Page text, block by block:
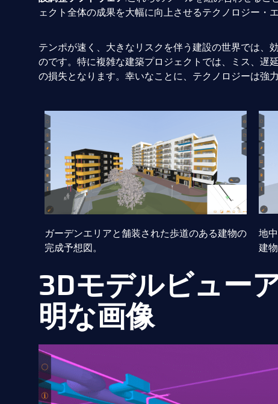
ェクト全体の成果を大幅に向上させるテクノロジー・
テンポが速く、大きなリスクを伴う建設の世界では、
のです。特に複雑な建築プロジェクトでは、ミス、遅
の損失となります。幸いなことに、テクノロジーは強
ガーデンエリアと舗装された歩道のある建物の
完成予想図。
地
建
3Dモデルビュー
明な画像